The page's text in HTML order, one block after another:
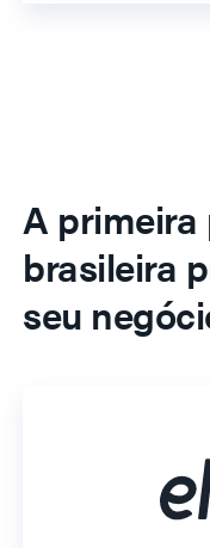
A
brasileira
seu